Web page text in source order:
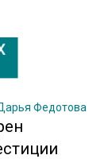
Федотова